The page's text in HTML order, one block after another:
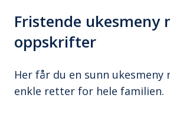
Fristende ukesmeny
oppskrifter
Her får du en sunn ukesmeny
enkle retter for hele familien.